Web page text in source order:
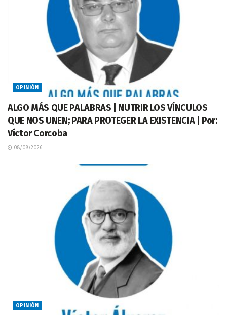
OPINIÓN
ALGO MÁS QUE PALABRAS | NUTRIR LOS VÍNCULOS
QUE NOS UNEN; PARA PROTEGER LA EXISTENCIA | Por:
Víctor Corcoba
08/08/2026
OPINIÓN